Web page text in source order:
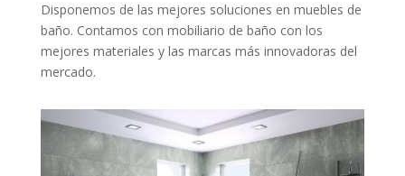
Disponemos de las mejores soluciones en muebles de
baño. Contamos con mobiliario de baño con los
mejores materiales y las marcas más innovadoras del
mercado.